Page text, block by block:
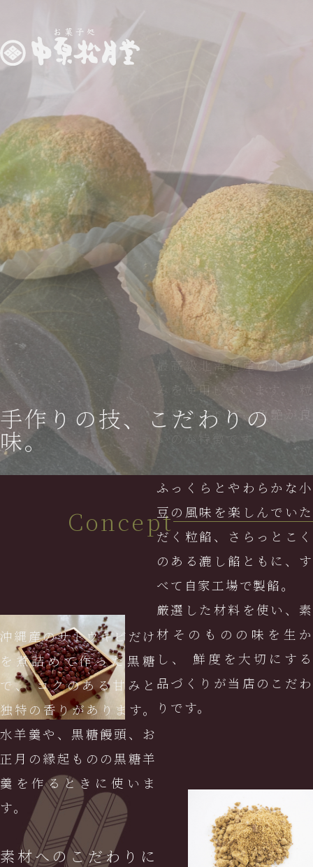
手作りの技、こだわりの
味。
Concept
最高級北海道産の小豆の
みを使用しています。 粒
が揃っていて、色艶が良
いのが特徴です。
ふっくらとやわらかな小
豆の風味を楽しんでいた
だく粒餡、さらっとこく
のある漉し餡ともに、す
べて自家工場で製餡。
厳選した材料を使い、素
材そのものの味を生か
し、 鮮度を大切にする
品づくりが当店のこだわ
りです。
沖縄産のサトウキビだけ
を煮詰めて作った黒糖
で、 コクのある甘みと
独特の香りがあります。
水羊羹や、黒糖饅頭、お
正月の縁起ものの黒糖羊
羹を作るときに使いま
す。
素材へのこだわりに